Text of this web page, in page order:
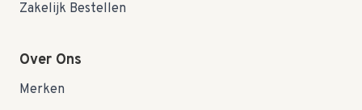
Zakelijk Bestellen
Over Ons
Merken